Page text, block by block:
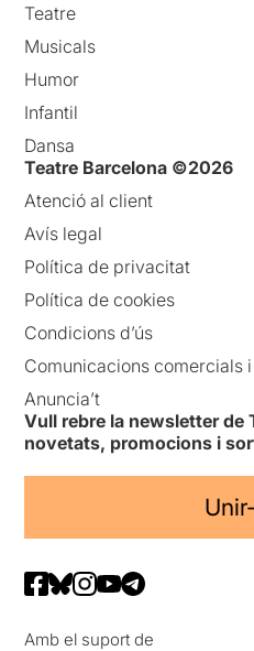
Teatre
Musicals
Humor
Infantil
Dansa
Teatre Barcelona ©2026
Atenció al client
Avís legal
Política de privacitat
Política de cookies
Condicions d’ús
Comunicacions comercials
Anuncia’t
Vull rebre la newsletter de
novetats, promocions i
Amb el suport de